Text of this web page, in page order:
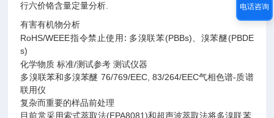
行六价铬含量定量分析
有害有机物分析
RoHS/WEEE指令禁止使用 : 多溴联苯(PBBs) 、溴苯醚(PBDE
s)
化学物质 标准/测试参考 测试仪器
多溴联苯和多溴苯醚 76/769/EEC, 83/264/EEC气相色谱-质谱
联用仪
复杂而重要的样品前处理
目前常采用索式萃取法(EPA8081)和超声波萃取法将多溴联苯,
电话咨询